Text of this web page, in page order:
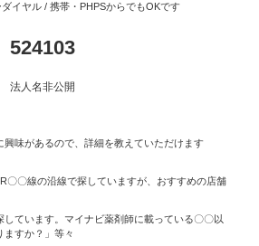
イヤル / 携帯・PHPSからでもOKです
524103
法人名非公開
興味があるので、詳細を教えていただけます
〇〇線の沿線で探していますが、おすすめの店舗
しています。マイナビ薬剤師に載っている〇〇以
ますか？」等々